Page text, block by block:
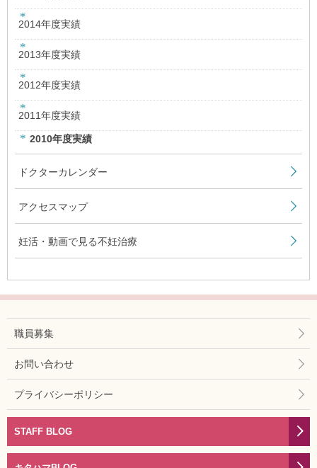
2014年度実績
2013年度実績
2012年度実績
2011年度実績
2010年度実績
ドクターカレンダー
アクセスマップ
妊活・動画で見る不妊治療
職員募集
お問い合わせ
プライバシーポリシー
STAFF BLOG